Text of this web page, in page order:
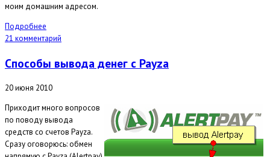
моим домашним адресом.
Подробнее
21 комментарий
Способы вывода денег с Payza
20 июня 2010
Приходит много вопросов
по поводу вывода
средств со счетов Payza.
Сразу оговорюсь:обмен